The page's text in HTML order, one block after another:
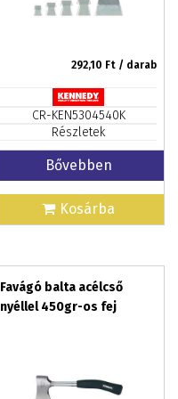
292,10 Ft / darab
CR-KEN5304540K
Részletek
Bővebben
Kosárba
Favágó balta acélcső
nyéllel 450gr-os fej